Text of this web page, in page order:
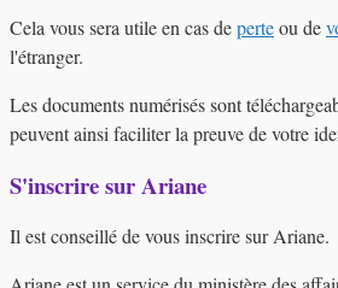
Cela vous sera utile en cas deperteou de
l'étranger.
Les documents numérisés sont
peuvent ainsi faciliter la preuve de votre
S'inscrire sur Ariane
Il est conseillé de vous inscrire surAriane.